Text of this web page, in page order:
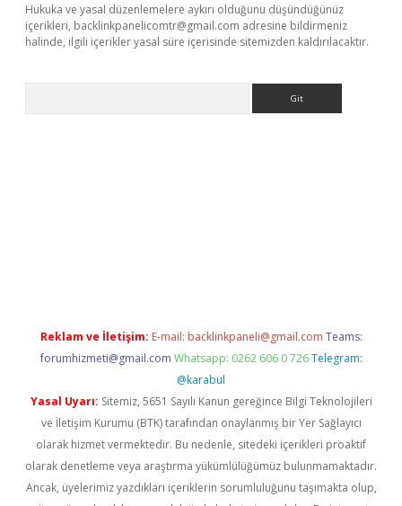
Hukuka ve yasal düzenlemelere aykırı olduğunu düşündüğünüz
içerikleri, backlinkpanelicomtr@gmail.com adresine bildirmeniz
halinde, ilgili içerikler yasal süre içerisinde sitemizden kaldırılacaktır.
Reklam ve İletişim: E-mail: backlinkpaneli@gmail.com Teams:
forumhizmeti@gmail.com Whatsapp: 0262 606 0 726 Telegram:
@karabul
Yasal Uyarı: Sitemiz, 5651 Sayılı Kanun gereğince Bilgi Teknolojileri
ve İletişim Kurumu (BTK) tarafından onaylanmış bir Yer Sağlayıcı
olarak hizmet vermektedir. Bu nedenle, sitedeki içerikleri proaktif
olarak denetleme veya araştırma yükümlülüğümüz bulunmamaktadır.
Ancak, üyelerimiz yazdıkları içeriklerin sorumluluğunu taşımakta olup,